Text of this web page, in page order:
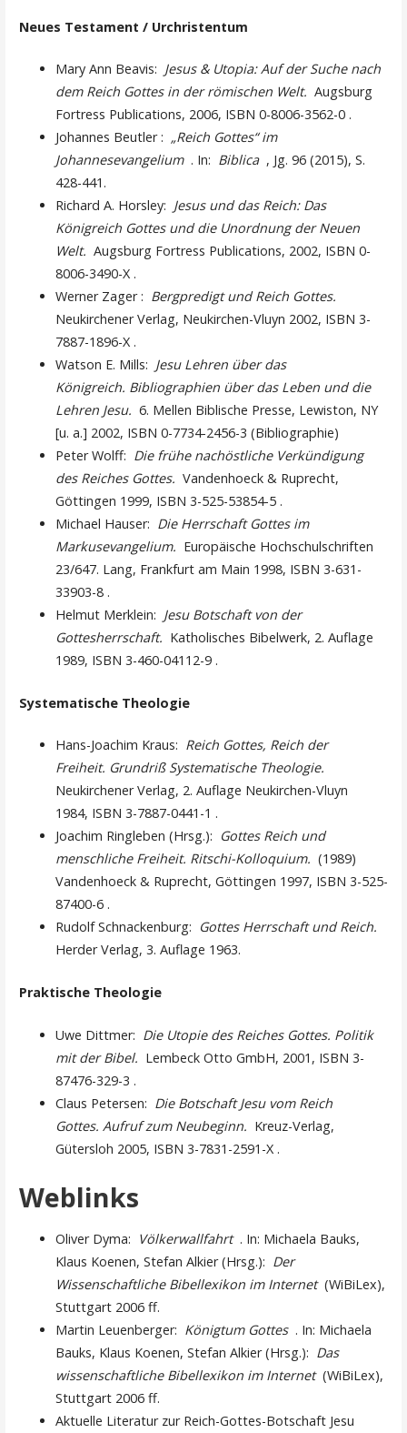
Neues Testament / Urchristentum
Mary Ann Beavis: Jesus & Utopia: Auf der Suche nach
dem Reich Gottes in der römischen Welt. Augsburg
Fortress Publications, 2006, ISBN 0-8006-3562-0 .
Johannes Beutler : „Reich Gottes“ im
Johannesevangelium . In: Biblica , Jg. 96 (2015), S.
428-441.
Richard A. Horsley: Jesus und das Reich: Das
Königreich Gottes und die Unordnung der Neuen
Welt. Augsburg Fortress Publications, 2002, ISBN 0-
8006-3490-X .
Werner Zager : Bergpredigt und Reich Gottes.
Neukirchener Verlag, Neukirchen-Vluyn 2002, ISBN 3-
7887-1896-X .
Watson E. Mills: Jesu Lehren über das
Königreich. Bibliographien über das Leben und die
Lehren Jesu. 6. Mellen Biblische Presse, Lewiston, NY
[u. a.] 2002, ISBN 0-7734-2456-3 (Bibliographie)
Peter Wolff: Die frühe nachöstliche Verkündigung
des Reiches Gottes. Vandenhoeck & Ruprecht,
Göttingen 1999, ISBN 3-525-53854-5 .
Michael Hauser: Die Herrschaft Gottes im
Markusevangelium. Europäische Hochschulschriften
23/647. Lang, Frankfurt am Main 1998, ISBN 3-631-
33903-8 .
Helmut Merklein: Jesu Botschaft von der
Gottesherrschaft. Katholisches Bibelwerk, 2. Auflage
1989, ISBN 3-460-04112-9 .
Systematische Theologie
Hans-Joachim Kraus: Reich Gottes, Reich der
Freiheit. Grundriß Systematische Theologie.
Neukirchener Verlag, 2. Auflage Neukirchen-Vluyn
1984, ISBN 3-7887-0441-1 .
Joachim Ringleben (Hrsg.): Gottes Reich und
menschliche Freiheit. Ritschi-Kolloquium. (1989)
Vandenhoeck & Ruprecht, Göttingen 1997, ISBN 3-525-
87400-6 .
Rudolf Schnackenburg: Gottes Herrschaft und Reich.
Herder Verlag, 3. Auflage 1963.
Praktische Theologie
Uwe Dittmer: Die Utopie des Reiches Gottes. Politik
mit der Bibel. Lembeck Otto GmbH, 2001, ISBN 3-
87476-329-3 .
Claus Petersen: Die Botschaft Jesu vom Reich
Gottes. Aufruf zum Neubeginn. Kreuz-Verlag,
Gütersloh 2005, ISBN 3-7831-2591-X .
Weblinks
Oliver Dyma: Völkerwallfahrt . In: Michaela Bauks,
Klaus Koenen, Stefan Alkier (Hrsg.): Der
Wissenschaftliche Bibellexikon im Internet (WiBiLex),
Stuttgart 2006 ff.
Martin Leuenberger: Königtum Gottes . In: Michaela
Bauks, Klaus Koenen, Stefan Alkier (Hrsg.): Das
wissenschaftliche Bibellexikon im Internet (WiBiLex),
Stuttgart 2006 ff.
Aktuelle Literatur zur Reich-Gottes-Botschaft Jesu